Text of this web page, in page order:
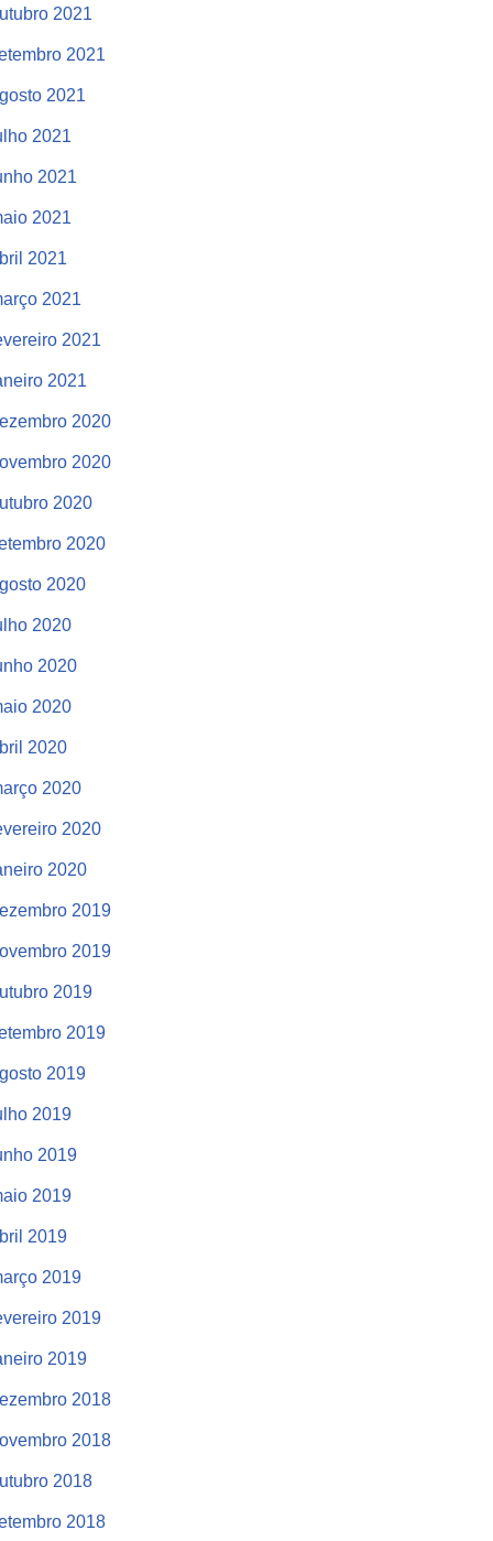
2021
2021
2021
2021
2021
2021
2021
2021
2021
2021
2020
2020
2020
2020
2020
2020
2020
2020
2020
2020
2020
2020
2019
2019
2019
2019
2019
2019
2019
2019
2019
2019
2019
2019
2018
2018
2018
2018